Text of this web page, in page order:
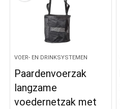
VOER- EN DRINKSYSTEMEN
Paardenvoerzak
langzame
voedernetzak met